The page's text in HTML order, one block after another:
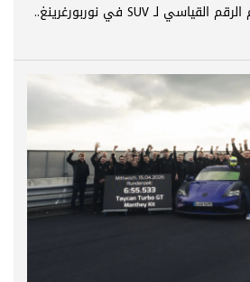
Xiaomi YU7 GT تحطّم الرقم القياسي لـ SUV في نوربورغرينغ..